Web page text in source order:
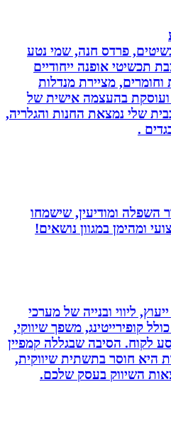
פרדס חנה, שמי נטע
אופנה ייחודיים
מציירת מנדלות
בהעצמה אישית של
נמצאת החנות והגלריה,
ומודיעין, שישמחו
במגוון נושאים!
ליווי ובנייה של מערכי
משפך שיווקי,
הסיבה שבגללה קמפיין
חוסר בתשתית שיווקית,
בעסק שלכם.